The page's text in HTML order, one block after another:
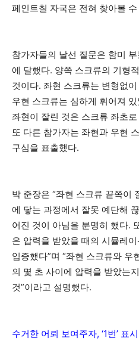
페인트칠 자국은 전혀 찾아볼
참가자들의 날선 질문은 함미
에 달했다. 양쪽 스크류의 기형
것이다. 좌현 스크류는 변형없
우현 스크류는 심하게 휘어져
좌현이 잘린 것은 스크류 좌초
또 다른 참가자는 좌현과 우현
구심을 표출했다.
박 준장은 “좌현 스크류 끝쪽이
에 닿는 과정에서 잘못 예단해
어진 것이 아님을 분명히 했다.
은 압력을 받았을 때의 시뮬레
입증했다”며 “좌현 스크류와 우
의 몇 초 사이에 압력을 받았는
것”이라고 설명했다.
수거한 어뢰 보여주자, ‘1번’ 표